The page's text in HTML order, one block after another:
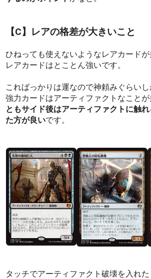
【C】レアの格差が大きいこと
ひねっても使えないようなレアカード
レアカードはとことん強いです。
こればっかりは運なので神頼みぐらいし
強力カードはアーティファクトなことが
ともサイド後はアーティファクトに触
た方が良いです。
タッチでアーティファクト破壊を入れ